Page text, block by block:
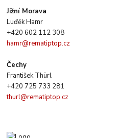
Jižní Morava
Luďěk Hamr
+420 602 112 308
hamr@rematiptop.cz
Čechy
František Thürl
+420 725 733 281
thurl@rematiptop.cz